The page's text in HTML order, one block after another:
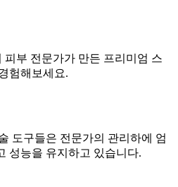
피부 전문가가 만든 프리미엄 스
험해보세요.
도구들은 전문가의 관리하에 엄
성능을 유지하고 있습니다.